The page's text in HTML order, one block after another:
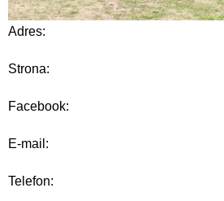
Adres:
Strona:
Facebook:
E-mail:
Telefon: